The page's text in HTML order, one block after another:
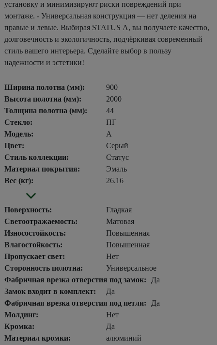
установку и минимизируют риски повреждений при
монтаже. - Универсальная конструкция — нет деления на
правые и левые. Выбирая STATUS А, вы получаете качество,
долговечность и экологичность, подчёркивая современный
стиль вашего интерьера. Сделайте выбор в пользу
надежности и эстетики!
Ширина полотна (мм):
900
Высота полотна (мм):
2000
Толщина полотна (мм):
44
Стекло:
ПГ
Модель:
А
Цвет:
Серый
Стиль коллекции:
Статус
Материал покрытия:
Эмаль
Вес (кг):
26.16
Поверхность:
Гладкая
Светоотражаемость:
Матовая
Износостойкость:
Повышенная
Влагостойкость:
Повышенная
Пропускает свет:
Нет
Сторонность полотна:
Универсальное
Фабричная врезка отверстия под замок:
Да
Замок входит в комплект:
Да
Фабричная врезка отверстия под петли:
Да
Молдинг:
Нет
Кромка:
Да
Материал кромки:
алюминий